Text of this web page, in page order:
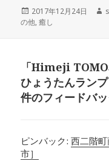
c
b
o
k
it
r
ai
投
稿
2017年12月24日
の他,癒し
「Himeji
ひょうたんラン
件のフィードバ
ピンバック:西二階
市］